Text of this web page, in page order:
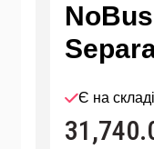
Є на складі